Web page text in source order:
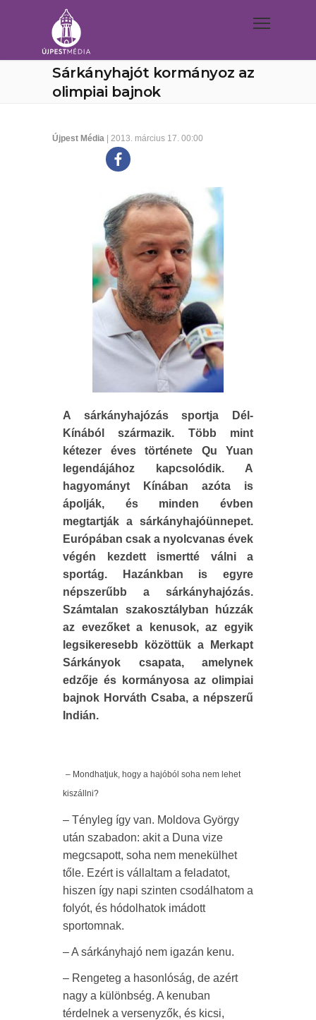
Sárkányhajót kormányoz az
olimpiai bajnok
Újpest Média | 2013. március 17. 00:00
A sárkányhajózás sportja Dél-
Kínából származik. Több mint
kétezer éves története Qu Yuan
legendájához kapcsolódik. A
hagyományt Kínában azóta is
ápolják, és minden évben
megtartják a sárkányhajóünnepet.
Európában csak a nyolcvanas évek
végén kezdett ismertté válni a
sportág. Hazánkban is egyre
népszerűbb a sárkányhajózás.
Számtalan szakosztályban húzzák
az evezőket a kenusok, az egyik
legsikeresebb közöttük a Merkapt
Sárkányok csapata, amelynek
edzője és kormányosa az olimpiai
bajnok Horváth Csaba, a népszerű
Indián.
– Mondhatjuk, hogy a hajóból soha nem lehet
kiszállni?
– Tényleg így van. Moldova György
után szabadon: akit a Duna vize
megcsapott, soha nem menekülhet
tőle. Ezért is vállaltam a feladatot,
hiszen így napi szinten csodálhatom a
folyót, és hódolhatok imádott
sportomnak.
– A sárkányhajó nem igazán kenu.
– Rengeteg a hasonlóság, de azért
nagy a különbség. A kenuban
térdelnek a versenyzők, és kicsi,